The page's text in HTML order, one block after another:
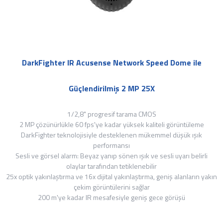
DarkFighter IR Acusense Network Speed ​​Dome ile
Güçlendirilmiş 2 MP 25X
1/2,8" progresif tarama CMOS
2 MP çözünürlükle 60 fps'ye kadar yüksek kaliteli görüntüleme
DarkFighter teknolojisiyle desteklenen mükemmel düşük ışık
performansı
Sesli ve görsel alarm: Beyaz yanıp sönen ışık ve sesli uyarı belirli
olaylar tarafından tetiklenebilir
25x optik yakınlaştırma ve 16x dijital yakınlaştırma, geniş alanların yakın
çekim görüntülerini sağlar
200 m'ye kadar IR mesafesiyle geniş gece görüşü